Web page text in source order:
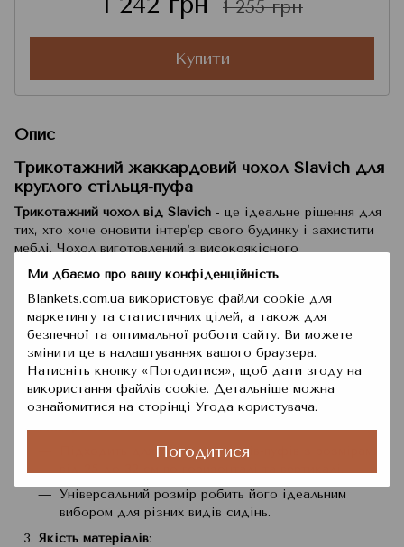
Ми дбаємо про вашу конфіденційність
Blankets.com.ua використовує файли cookie для
маркетингу та статистичних цілей, а також для
безпечної та оптимальної роботи сайту. Ви можете
змінити це в налаштуваннях вашого браузера.
Натисніть кнопку «Погодитися», щоб дати згоду на
використання файлів cookie. Детальніше можна
ознайомитися на сторінці Угода користувача.
Погодитися
1 255 грн
Купити
Опис
Трикотажний жаккардовий чохол Slavich для
круглого стільця-пуфа
Трикотажний чохол від Slavich - це ідеальне рішення для
тих, хто хоче оновити інтер'єр свого будинку і захистити
меблі. Чохол виготовлений з високоякісного
жаккардового джерсі та поєднує в собі стиль, комфорт
та функціональність.
Переваги та особливості
Естетика та захист:
Надає меблям елегантного та витонченого вигляду.
Забезпечує надійний захист від пошкоджень та
плям.
Універсальність:
Підходить для круглих стільців-пуфів з розмірами
Універсальний розмір робить його ідеальним
вибором для різних видів сидінь.
Якість матеріалів: